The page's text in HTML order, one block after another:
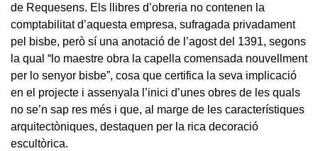
de Requesens. Els llibres d’obreria no contenen la
comptabilitat d’aquesta empresa, sufragada privadament
pel bisbe, però sí una anotació de l’agost del 1391, segons
la qual “lo maestre obra la capella comensada nouvellment
per lo senyor bisbe”, cosa que certifica la seva implicació
en el projecte i assenyala l’inici d’unes obres de les quals
no se’n sap res més i que, al marge de les característiques
arquitectòniques, destaquen per la rica decoració
escultòrica.